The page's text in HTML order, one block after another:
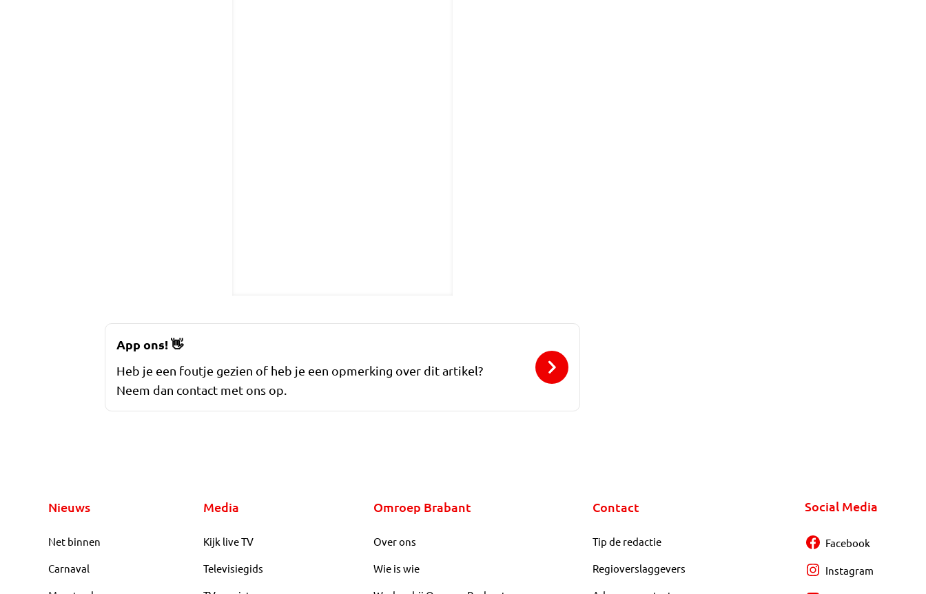
App ons!👋
Heb je een foutje gezien of heb je een opmerking over dit artikel?
Neem dan contact met ons op.
Nieuws
Net binnen
Carnaval
Media
Kijk live TV
Televisiegids
Omroep Brabant
Over ons
Wie is wie
Contact
Tip de redactie
Regioverslaggevers
Social Media
Facebook
Instagram